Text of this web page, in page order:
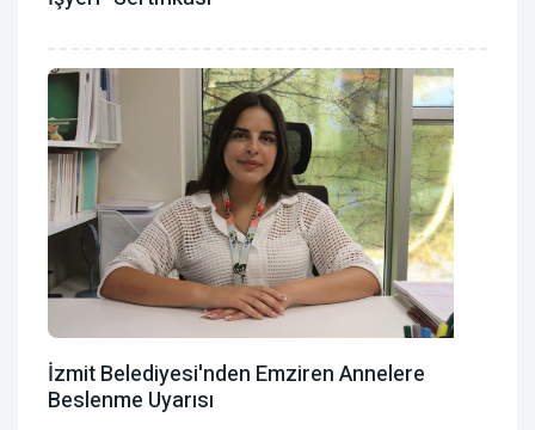
İzmit Belediyesi'nden Emziren Annelere
Beslenme Uyarısı